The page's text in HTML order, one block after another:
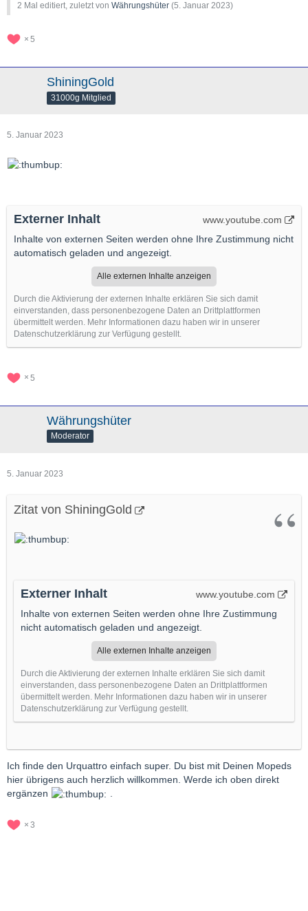
2 Mal editiert, zuletzt von Währungshüter (5. Januar 2023)
5
ShiningGold
31000g Mitglied
5. Januar 2023
Externer Inhalt
www.youtube.com
Inhalte von externen Seiten werden ohne Ihre Zustimmung nicht
automatisch geladen und angezeigt.
Alle externen Inhalte anzeigen
Durch die Aktivierung der externen Inhalte erklären Sie sich damit
einverstanden, dass personenbezogene Daten an Drittplattformen
übermittelt werden. Mehr Informationen dazu haben wir in unserer
Datenschutzerklärung zur Verfügung gestellt.
5
Währungshüter
Moderator
5. Januar 2023
Zitat von ShiningGold
Externer Inhalt
www.youtube.com
Inhalte von externen Seiten werden ohne Ihre Zustimmung
nicht automatisch geladen und angezeigt.
Alle externen Inhalte anzeigen
Durch die Aktivierung der externen Inhalte erklären Sie sich damit
einverstanden, dass personenbezogene Daten an Drittplattformen
übermittelt werden. Mehr Informationen dazu haben wir in unserer
Datenschutzerklärung zur Verfügung gestellt.
Ich finde den Urquattro einfach super. Du bist mit Deinen Mopeds
hier übrigens auch herzlich willkommen. Werde ich oben direkt
ergänzen
3